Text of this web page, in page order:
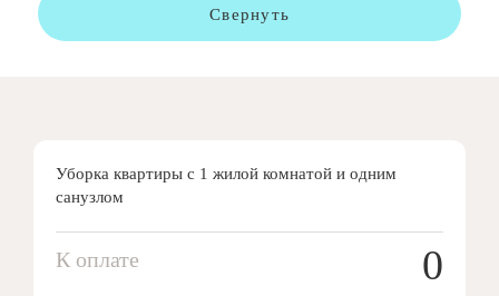
Свернуть
Уборка квартиры с 1 жилой комнатой и одним
санузлом
К оплате 0